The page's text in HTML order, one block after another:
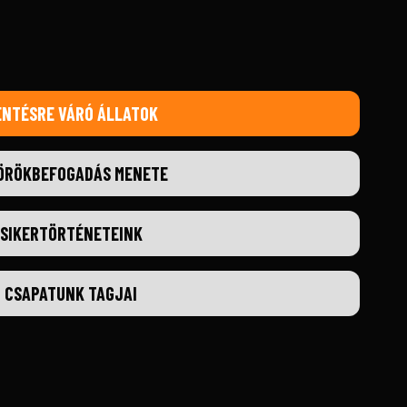
VÁRÓ ÁLLATOK
MENETE
SIKERTÖRTÉNETEINK
CSAPATUNK TAGJAI